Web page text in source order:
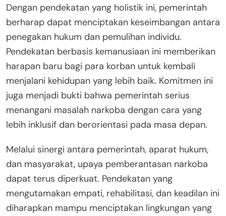
Dengan pendekatan yang holistik ini, pemerintah
berharap dapat menciptakan keseimbangan antara
penegakan hukum dan pemulihan individu.
Pendekatan berbasis kemanusiaan ini memberikan
harapan baru bagi para korban untuk kembali
menjalani kehidupan yang lebih baik. Komitmen ini
juga menjadi bukti bahwa pemerintah serius
menangani masalah narkoba dengan cara yang
lebih inklusif dan berorientasi pada masa depan.
Melalui sinergi antara pemerintah, aparat hukum,
dan masyarakat, upaya pemberantasan narkoba
dapat terus diperkuat. Pendekatan yang
mengutamakan empati, rehabilitasi, dan keadilan ini
diharapkan mampu menciptakan lingkungan yang